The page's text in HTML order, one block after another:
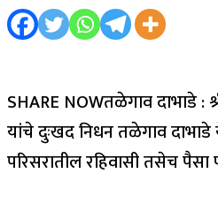
SHARE NOWतळेगाव दाभाडे :
यांचे दुःखद निधन तळेगाव दाभाडे
परिसरातील रहिवासी तसेच